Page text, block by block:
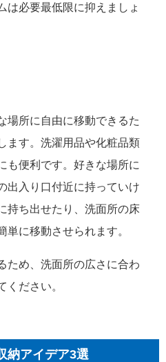
は必要最低限に抑えましょ
場所に自由に移動できるた
ます。洗濯用品や化粧品類
も便利です。好きな場所に
出入り口付近に持っていけ
持ち出せたり、洗面所の床
単に移動させられます。
ため、洗面所の広さに合わ
ください。
納アイデア3選